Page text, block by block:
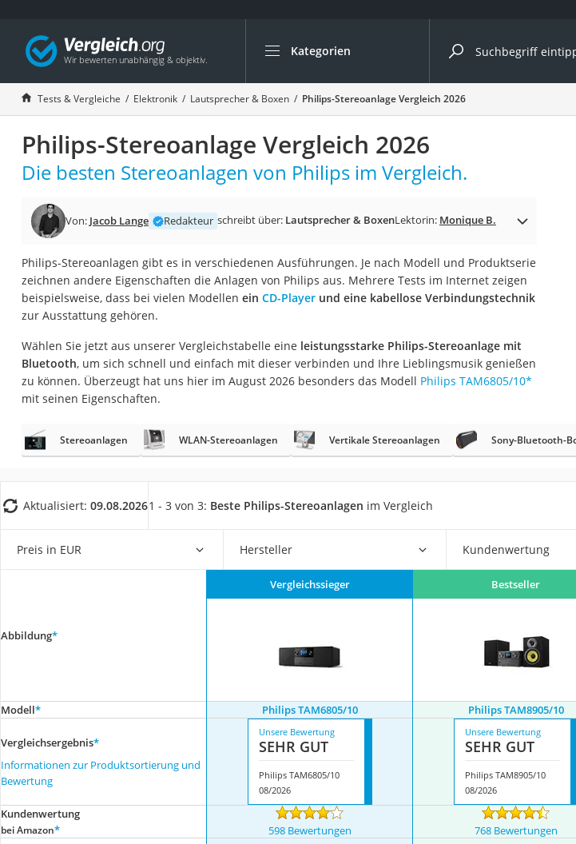
Kategorien
Die beliebtesten Vergleiche nach Kategorie
Elektronik
Powerstation
Monitor 32 Zoll 4K
Fernseher
Desktop-PC
Diascanner
Laser-Multifunktionsdrucker
Powerstation mit Solarpanel
Gaming-PC
Satellitenschüssel
Schnurloses Telefon
Ladekabel Typ 2 Schuko
Lichtwecker
Acer Aspire
Tests & Vergleiche Elektronik Lautsprecher & Boxen Philips-Stereoanlage Vergleich 2026
Philips-Stereoanlage Vergleich 2026
Die besten Stereoanlagen von Philips im Vergleich.
Von: Jacob Lange Redakteur schreibt über: Lautsprecher & BoxenLektorin: Monique B.
Philips-Stereoanlagen gibt es in verschiedenen Ausführungen. Je nach Modell und Produktserie
zeichnen andere Eigenschaften die Anlagen von Philips aus. Mehrere Tests im Internet zeigen
beispielsweise, dass bei vielen Modellen ein CD-Playerund eine kabellose Verbindungstechnik
zur Ausstattung gehören.
Wählen Sie jetzt aus unserer Vergleichstabelle eine leistungsstarke Philips-Stereoanlage mit
Bluetooth, um sich schnell und einfach mit dieser verbinden und Ihre Lieblingsmusik genießen
zu können. Überzeugt hat uns hier im August 2026 besonders das Modell Philips TAM6805/10*
mit seinen Eigenschaften.
Stereoanlagen WLAN-Stereoanlagen Vertikale Stereoanlagen Sony-Bluetooth-
Aktualisiert: 09.08.20261 - 3 von 3: Beste Philips-Stereoanlagen im Vergleich
Preis in EUR Hersteller Kundenwertung
Abbildung*
Vergleichssieger Bestseller
Modell* Philips TAM6805/10 Philips TAM8905/10
Vergleichsergebnis*
Informationen zur Produktsortierung und
Bewertung
Unsere Bewertung
SEHR GUT
Philips TAM6805/10
08/2026
Unsere Bewertung
SEHR GUT
Philips TAM8905/10
08/2026
Kundenwertung
bei Amazon* 598 Bewertungen 768 Bewertungen